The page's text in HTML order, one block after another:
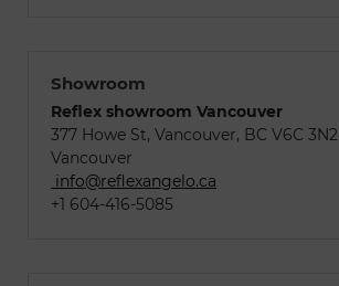
Showroom
Reflex showroom Vancouver
377 Howe St, Vancouver, BC V6C 3N2
Vancouver
info@reflexangelo.ca
+1 604-416-5085